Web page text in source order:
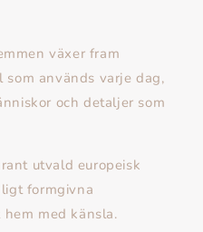
växer fram
som används varje dag,
och detaljer som
utvald europeisk
formgivna
med känsla.